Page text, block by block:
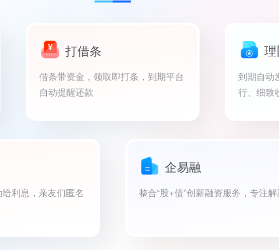
打借条
借条带资金，领取即打条，到期平台
自动提醒还款
到期自动
行、细致
利息，亲友们匿名
企易融
整合“股+债”创新融资服务，专注